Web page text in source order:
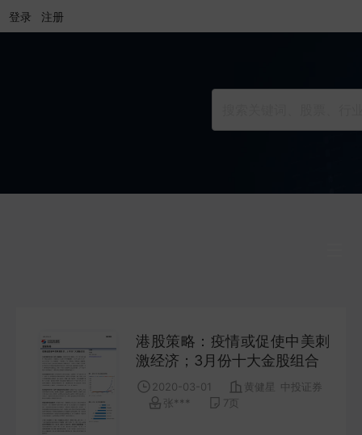
登录 注册
公司研究
COMPANY
宏观策略
港股策略：疫情或促使中美刺
激经济；3月份十大金股组合
2020-03-01 黄健星
中投证券
张***
7 页